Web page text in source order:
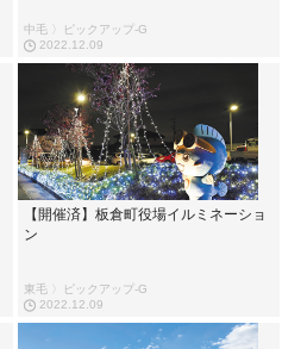
中毛 〉ピックアップ-G
2022.12.09
【開催済】板倉町役場イルミネーショ
ン
東毛 〉ピックアップ-G
2022.12.09